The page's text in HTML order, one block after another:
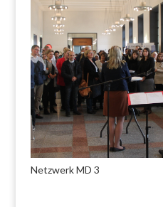
Netzwerk MD 3